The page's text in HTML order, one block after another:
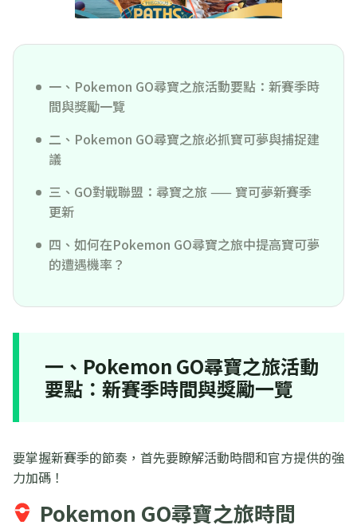
一、Pokemon GO尋寶之旅活動要點：新賽季時
間與獎勵一覽
二、Pokemon GO尋寶之旅必抓寶可夢與捕捉建
議
三、GO對戰聯盟：尋寶之旅 —— 寶可夢新賽季
更新
四、如何在Pokemon GO尋寶之旅中提高寶可夢
的遭遇機率？
一、Pokemon GO尋寶之旅活動
要點：新賽季時間與獎勵一覽
要掌握新賽季的節奏，首先要瞭解活動時間和官方提供的強
力加碼！
Pokemon GO尋寶之旅時間